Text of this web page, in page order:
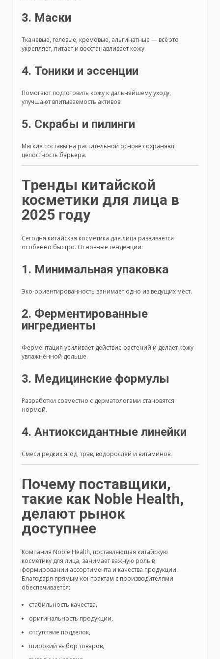
3. Маски
Тканевые, гелевые, кремовые, альгинатные — всё это
укрепляет, питает и восстанавливает кожу.
4. Тоники и эссенции
Помогают подготовить кожу к дальнейшему уходу,
улучшают впитываемость активов.
5. Скрабы и пилинги
Мягкие составы на растительной основе сохраняют
целостность барьера.
Тренды китайской
косметики для лица в
2025 году
Сегодня китайская косметика для лица развивается
особенно быстро. Основные тенденции:
1. Минимальная упаковка
Эко-ориентированность занимает одно из ведущих мест.
2. Ферментированные
ингредиенты
Ферментация усиливает действие растений и делает кожу
увлажнённой дольше.
3. Медицинские формулы
Разработки совместно с дерматологами становятся
нормой.
4. Антиоксидантные линейки
Смеси редких ягод, трав, водорослей и витаминов.
Почему поставщики,
такие как Noble Health,
делают рынок
доступнее
Компания Noble Health, поставляющая китайскую
косметику для лица, занимает важную роль в
формировании ассортимента и качества продукции.
Благодаря прямым контрактам с производителями
обеспечивается:
стабильность качества,
оригинальность продукции,
отсутствие подделок,
широкий выбор товаров,